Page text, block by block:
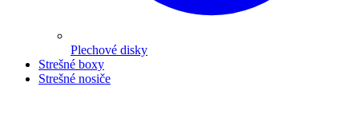
Plechové disky
Strešné boxy
Strešné nosiče